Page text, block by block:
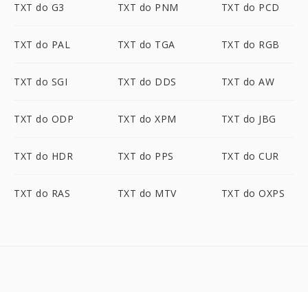
TXT do G3 TXT do PNM TXT do PCD
TXT do PAL TXT do TGA TXT do RGB
TXT do SGI TXT do DDS TXT do AW
TXT do ODP TXT do XPM TXT do JBG
TXT do HDR TXT do PPS TXT do CUR
TXT do RAS TXT do MTV TXT do OXPS